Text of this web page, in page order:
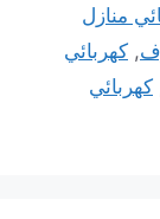
منازل
, كهربائي
كهربائي